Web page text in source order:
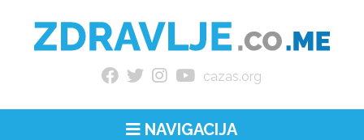
cazas.org
NAVIGACIJA